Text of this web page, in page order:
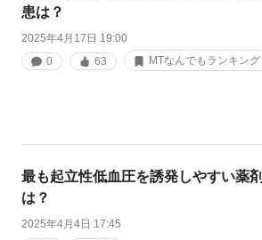
患は？
2025年4月17日 19:00
0
63 MTなんでもランキング
最も起立性低血圧を誘発しやすい薬剤
は？
2025年4月4日 17:45